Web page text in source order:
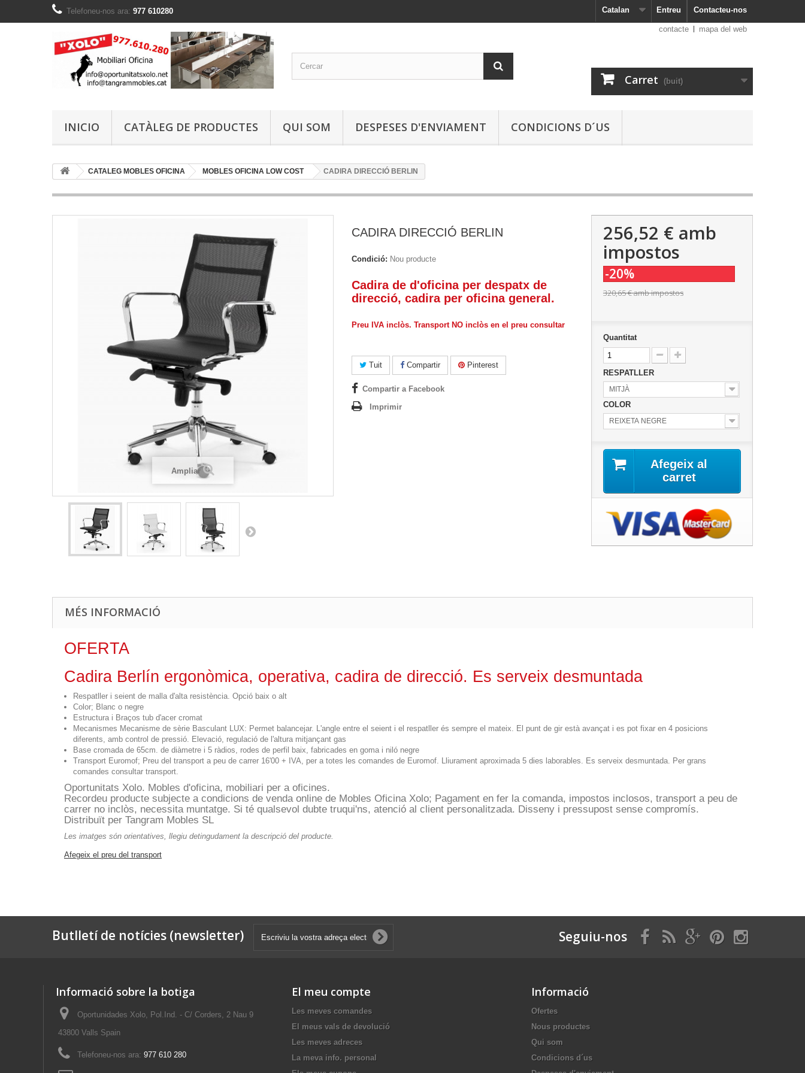
Contacteu-nos
Telefoneu-nos ara: 977 610280 Entreu
Catalan
contacte mapa del web
Carret (buit)
INICIO CATÀLEG DE PRODUCTES QUI SOM DESPESES D'ENVIAMENT CONDICIONS D´US
CATALEG MOBLES OFICINA MOBLES OFICINA LOW COST CADIRA DIRECCIÓ BERLIN
Ampliar
CADIRA DIRECCIÓ BERLIN
Condició: Nou producte
Cadira de d'oficina per despatx de
direcció, cadira per oficina general.
Preu IVA inclòs. Transport NO inclòs en el preu consultar
Tuit Compartir Pinterest
Compartir a Facebook
Imprimir
256,52 € amb
impostos
-20%
320,65 €amb impostos
Quantitat
RESPATLLER
MITJÀ
COLOR
REIXETA NEGRE
Afegeix al
carret
MÉS INFORMACIÓ
OFERTA
Cadira Berlín ergonòmica, operativa, cadira de direcció. Es serveix desmuntada
Respatller i seient de malla d'alta resistència. Opció baix o alt
Color; Blanc o negre
Estructura i Braços tub d'acer cromat
Mecanismes Mecanisme de sèrie Basculant LUX: Permet balancejar. L'angle entre el seient i el respatller és sempre el mateix. El punt de gir està avançat i es pot fixar en 4 posicions
diferents, amb control de pressió. Elevació, regulació de l'altura mitjançant gas
Base cromada de 65cm. de diàmetre i 5 ràdios, rodes de perfil baix, fabricades en goma i niló negre
Transport Euromof; Preu del transport a peu de carrer 16'00 + IVA, per a totes les comandes de Euromof. Lliurament aproximada 5 dies laborables. Es serveix desmuntada. Per grans
comandes consultar transport.
Oportunitats Xolo. Mobles d'oficina, mobiliari per a oficines.
Recordeu producte subjecte a condicions de venda online de Mobles Oficina Xolo; Pagament en fer la comanda, impostos inclosos, transport a peu de
carrer no inclòs, necessita muntatge. Si té qualsevol dubte truqui'ns, atenció al client personalitzada. Disseny i pressupost sense compromís.
Distribuït per Tangram Mobles SL
Les imatges són orientatives, llegiu detingudament la descripció del producte.
Afegeix el preu del transport
Butlletí de notícies (newsletter) Seguiu-nos
Informació sobre la botiga
Oportunidades Xolo, Pol.Ind. - C/ Corders, 2 Nau 9
43800 Valls Spain
Telefoneu-nos ara: 977 610 280
El meu compte
Les meves comandes
El meus vals de devolució
Les meves adreces
La meva info. personal
Informació
Ofertes
Nous productes
Qui som
Condicions d´us